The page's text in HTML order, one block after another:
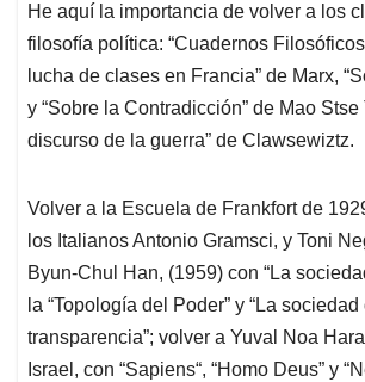
He aquí la importancia de volver a los
filosofía política: “Cuadernos
lucha de clases en Francia” de Marx,
y “Sobre la Contradicción” de Mao Stse
discurso de la guerra” de Clawsewiztz.
Volver a la Escuela de Frankfort de
los Italianos Antonio Gramsci, y Toni
Byun-Chul Han, (1959) con “La
la “Topología del Poder” y “La sociedad
transparencia”; volver a Yuval Noa
Israel, con “Sapiens“, “Homo Deus” y